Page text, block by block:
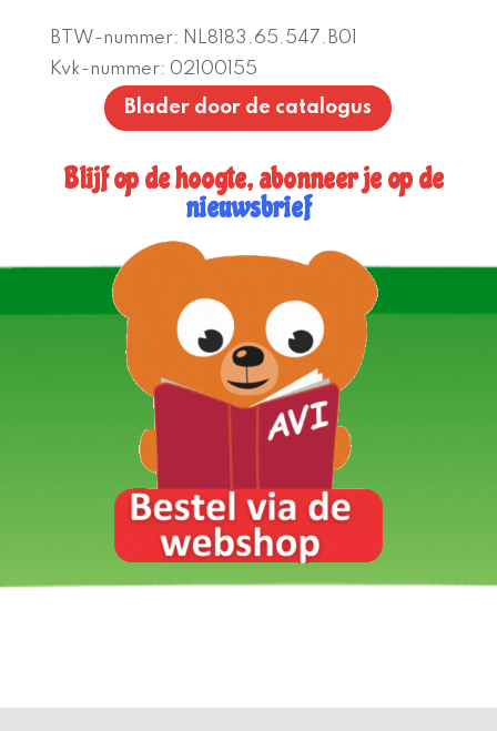
BTW-nummer: NL8183.65.547.B01
Kvk-nummer: 02100155
Blader door de catalogus
Blijf op de hoogte, abonneer je op de
nieuwsbrief